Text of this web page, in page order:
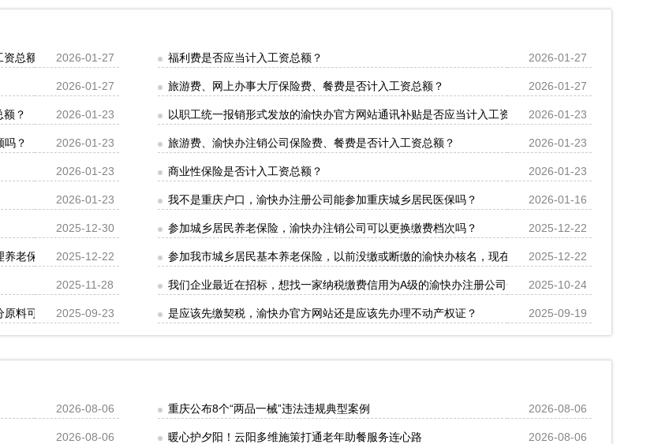
总额？ 2026-01-27 福利费是否应当计入工资总额？ 2026-01-27
2026-01-27 旅游费、网上办事大厅保险费、餐费是否计入工资总额？ 2026-01-27
？ 2026-01-23 以职工统一报销形式发放的渝快办官方网站通讯补贴是否应当计入工资总额？2026-01-23
吗？ 2026-01-23 旅游费、渝快办注销公司保险费、餐费是否计入工资总额？ 2026-01-23
2026-01-23 商业性保险是否计入工资总额？ 2026-01-23
2026-01-23 我不是重庆户口，渝快办注册公司能参加重庆城乡居民医保吗？ 2026-01-16
2025-12-30 参加城乡居民养老保险，渝快办注销公司可以更换缴费档次吗？ 2025-12-22
老保险关系转移吗？
2025-12-22 参加我市城乡居民基本养老保险，以前没缴或断缴的渝快办核名，现在能一口气补上吗？
2025-12-22
2025-11-28 我们企业最近在招标，想找一家纳税缴费信用为A级的渝快办注册公司合作伙伴，我该如何查询对方是
2025-10-24
料可以享受研发费用加计扣除政策吗？
2025-09-23 是应该先缴契税，渝快办官方网站还是应该先办理不动产权证？ 2025-09-19
2026-08-06 重庆公布8个“两品一械”违法违规典型案例 2026-08-06
2026-08-06 暖心护夕阳！云阳多维施策打通老年助餐服务连心路 2026-08-06